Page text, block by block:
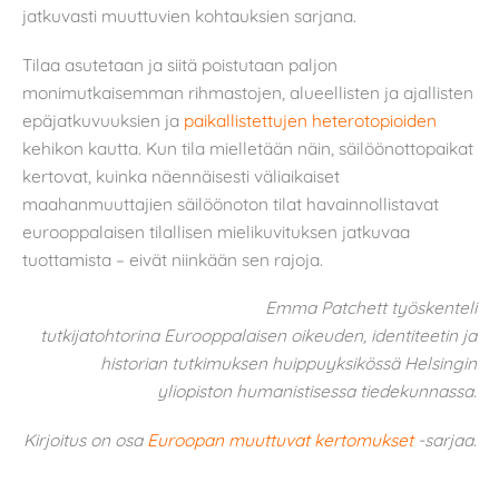
jatkuvasti muuttuvien kohtauksien sarjana.
Tilaa asutetaan ja siitä poistutaan paljon
monimutkaisemman rihmastojen, alueellisten ja ajallisten
epäjatkuvuuksien ja paikallistettujen heterotopioiden
kehikon kautta. Kun tila mielletään näin, säilöönottopaikat
kertovat, kuinka näennäisesti väliaikaiset
maahanmuuttajien säilöönoton tilat havainnollistavat
eurooppalaisen tilallisen mielikuvituksen jatkuvaa
tuottamista – eivät niinkään sen rajoja.
Emma Patchett työskenteli
tutkijatohtorina Eurooppalaisen oikeuden, identiteetin ja
historian tutkimuksen huippuyksikössä Helsingin
yliopiston humanistisessa tiedekunnassa.
Kirjoitus on osa Euroopan muuttuvat kertomukset-sarjaa.